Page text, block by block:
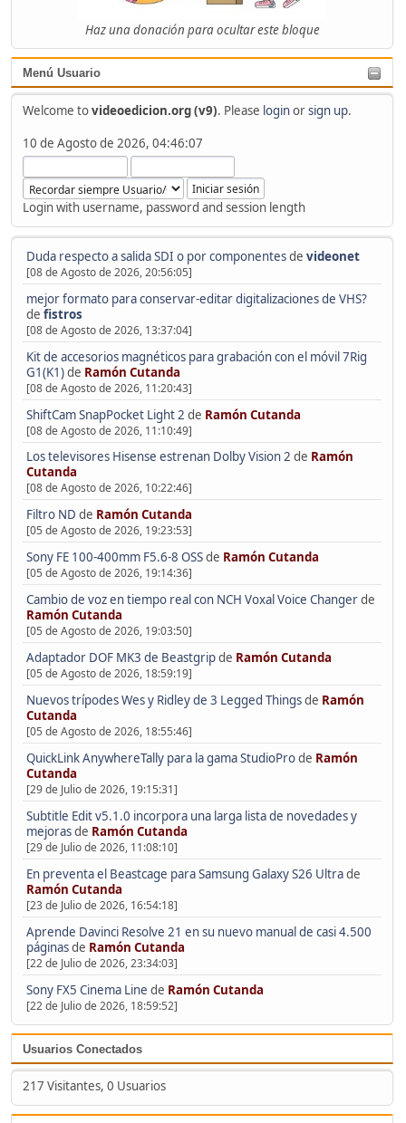
Haz una donación para ocultar este bloque
Menú Usuario
Welcome tovideoedicion.org (v9). Please loginorsign up.
10 de Agosto de 2026, 04:46:07
Login with username, password and session length
Duda respecto a salida SDI o por componentesde videonet
[08 de Agosto de 2026, 20:56:05]
mejor formato para conservar-editar digitalizaciones de VHS?
de fistros
[08 de Agosto de 2026, 13:37:04]
Kit de accesorios magnéticos para grabación con el móvil 7Rig
G1(K1)de Ramón Cutanda
[08 de Agosto de 2026, 11:20:43]
ShiftCam SnapPocket Light 2 de Ramón Cutanda
[08 de Agosto de 2026, 11:10:49]
Los televisores Hisense estrenan Dolby Vision 2 de Ramón
Cutanda
[08 de Agosto de 2026, 10:22:46]
Filtro ND de Ramón Cutanda
[05 de Agosto de 2026, 19:23:53]
Sony FE 100-400mm F5.6-8 OSSde Ramón Cutanda
[05 de Agosto de 2026, 19:14:36]
Cambio de voz en tiempo real con NCH Voxal Voice Changerde
Ramón Cutanda
[05 de Agosto de 2026, 19:03:50]
Adaptador DOF MK3 de Beastgripde Ramón Cutanda
[05 de Agosto de 2026, 18:59:19]
Nuevos trípodes Wes y Ridley de 3 Legged Thingsde Ramón
Cutanda
[05 de Agosto de 2026, 18:55:46]
QuickLink AnywhereTally para la gama StudioProde Ramón
Cutanda
[29 de Julio de 2026, 19:15:31]
Subtitle Edit v5.1.0 incorpora una larga lista de novedades y
mejorasde Ramón Cutanda
[29 de Julio de 2026, 11:08:10]
En preventa el Beastcage para Samsung Galaxy S26 Ultrade
Ramón Cutanda
[23 de Julio de 2026, 16:54:18]
Aprende Davinci Resolve 21 en su nuevo manual de casi 4.500
páginasde Ramón Cutanda
[22 de Julio de 2026, 23:34:03]
Sony FX5 Cinema Line de Ramón Cutanda
[22 de Julio de 2026, 18:59:52]
Usuarios Conectados
217 Visitantes, 0 Usuarios